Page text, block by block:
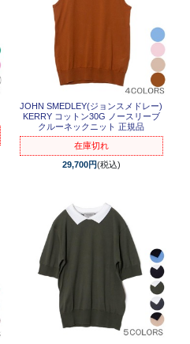
JOHN SMEDLEY(ジョンスメドレー)
KERRY コットン30G ノースリーブ
クルーネックニット 正規品
在庫切れ
29,700円(税込)